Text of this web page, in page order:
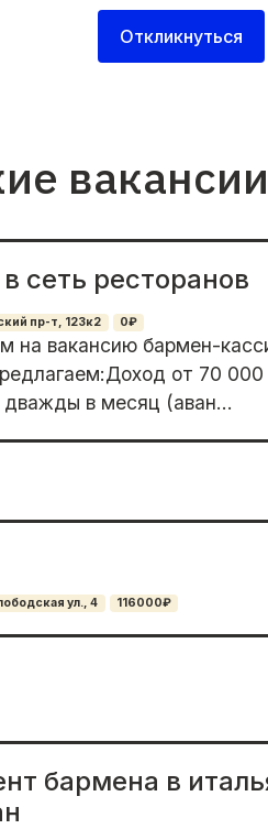
Откликнуться
вакансии
сеть ресторанов
пр-т, 123к2 0₽
нa вaкансию бармен-
от 70
в мecяц (авaн...
ул., 4 116000₽
бармена в